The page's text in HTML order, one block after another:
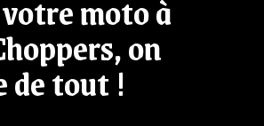
moto à
on
de tout !